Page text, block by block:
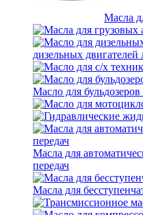
Масла
дизельных двигателей
Масло для
Масла для
передач
Масла для